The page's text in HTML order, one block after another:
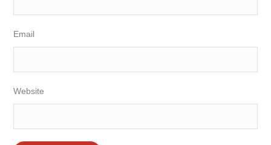
Email
Website